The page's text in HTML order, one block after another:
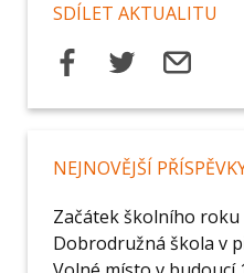
SDÍLET AKTUALITU
NEJNOVĚJŠÍ
Začátek školního roku
Dobrodružná škola v